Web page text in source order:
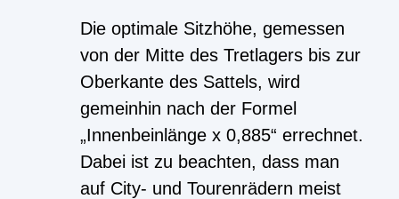
Die optimale Sitzhöhe, gemessen
von der Mitte des Tretlagers bis zur
Oberkante des Sattels, wird
gemeinhin nach der Formel
„Innenbeinlänge x 0,885“ errechnet.
Dabei ist zu beachten, dass man
auf City- und Tourenrädern meist